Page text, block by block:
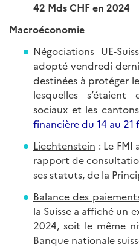
42 Mds CHF en 2024
Macroéconomie
Négociations UE-
adopté vendredi
destinées à protéger
lesquelles s’étaient
sociaux et les
financière du 14 au 21
Liechtenstein : Le
rapport de
ses statuts, de la
Balance des
la Suisse a affiché un
2024, soit le même
Banque nationale